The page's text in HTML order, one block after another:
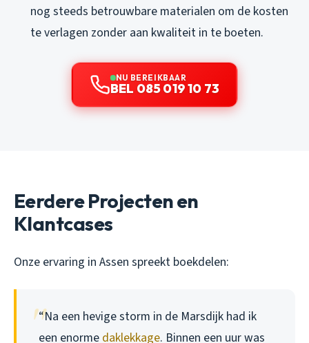
nog steeds betrouwbare materialen om de kosten
te verlagen zonder aan kwaliteit in te boeten.
NU BEREIKBAAR
BEL 085 019 10 73
Eerdere Projecten en
Klantcases
Onze ervaring in Assen spreekt boekdelen:
“Na een hevige storm in de Marsdijk had ik
een enorme daklekkage. Binnen een uur was